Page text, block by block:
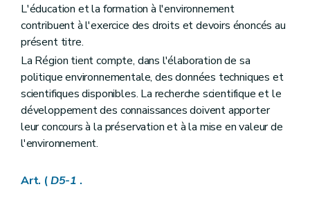
Art. D29-21
Art. D29-22
Art. D29-23
Chapitre V Comité d'accompagnement
Art. D29-25
Art. D29-26
Art. D29-27
Partie IV Planification environnementale dans le cadre du développement durable
Chapitre premier Dispositions générales
Art. D 30
Art. D 32
L'éducation et la formation à l'environnement
contribuent à l'exercice des droits et devoirs énoncés au
présent titre.
La Région tient compte, dans l'élaboration de sa
politique environnementale, des données techniques et
scientifiques disponibles. La recherche scientifique et le
développement des connaissances doivent apporter
leur concours à la préservation et à la mise en valeur de
l'environnement.
Art. (D5-1 .